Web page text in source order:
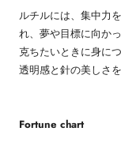
ルチルには、集中力
れ、夢や目標に向か
克ちたいときに身に
透明感と針の美しさ
Fortune chart